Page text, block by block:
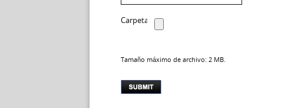
Carpeta
Tamaño máximo de archivo: 2 MB.